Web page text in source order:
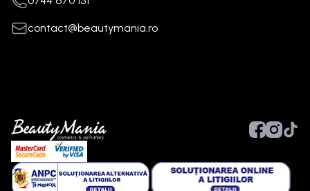
contact@beautymania.ro